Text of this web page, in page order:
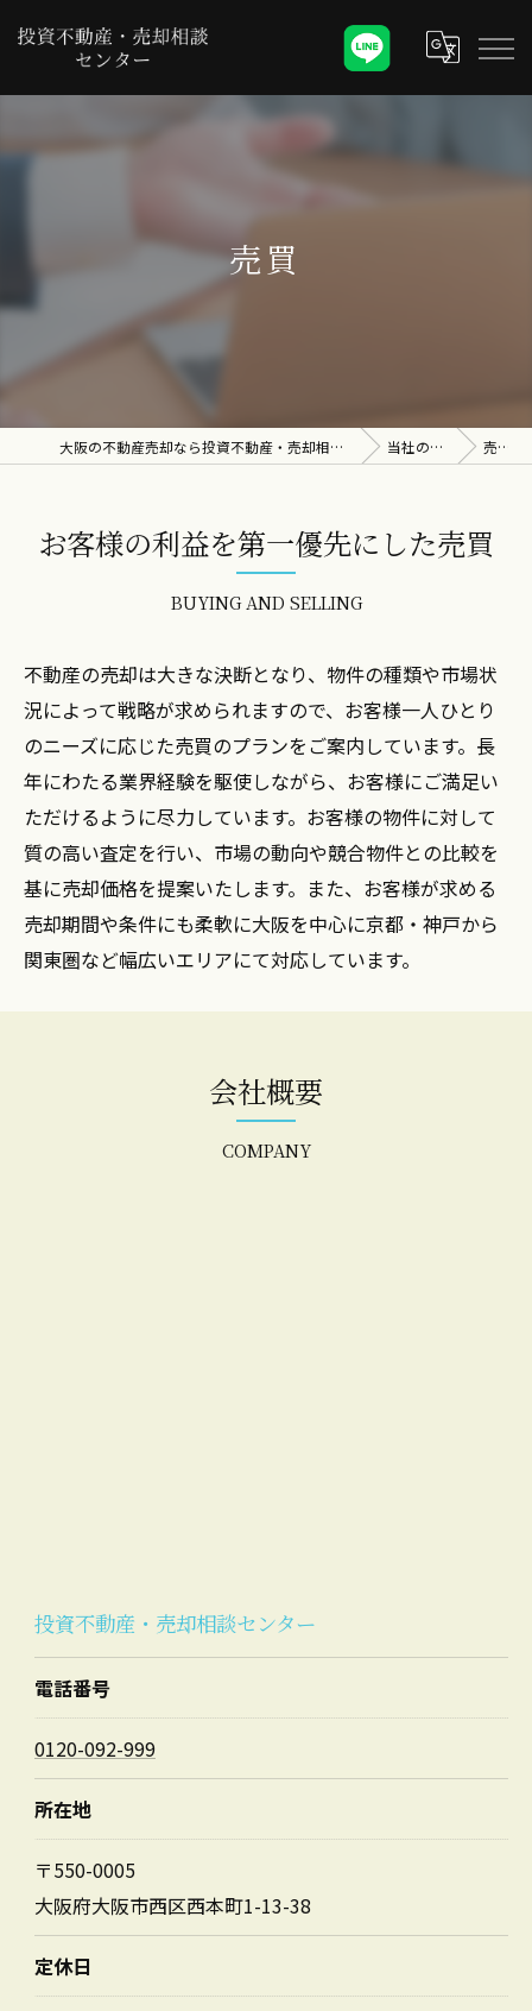
売買
大阪の不動産売却なら投資不動産・売却相談センター 当社の特徴 売買
お客様の利益を第一優先にした売買
BUYING AND SELLING
不動産の売却は大きな決断となり、物件の種類や市場状
況によって戦略が求められますので、お客様一人ひとり
のニーズに応じた売買のプランをご案内しています。長
年にわたる業界経験を駆使しながら、お客様にご満足い
ただけるように尽力しています。お客様の物件に対して
質の高い査定を行い、市場の動向や競合物件との比較を
基に売却価格を提案いたします。また、お客様が求める
売却期間や条件にも柔軟に大阪を中心に京都・神戸から
関東圏など幅広いエリアにて対応しています。
会社概要
COMPANY
投資不動産・売却相談センター
電話番号
0120-092-999
所在地
〒550-0005
大阪府大阪市西区西本町1-13-38
定休日